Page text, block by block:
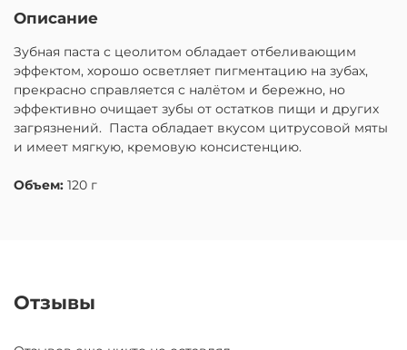
Описание
Зубная паста с цеолитом обладает отбеливающим
эффектом, хорошо осветляет пигментацию на зубах,
прекрасно справляется с налётом и бережно, но
эффективно очищает зубы от остатков пищи и других
загрязнений. Паста обладает вкусом цитрусовой мяты
и имеет мягкую, кремовую консистенцию.
Объем: 120 г
Отзывы